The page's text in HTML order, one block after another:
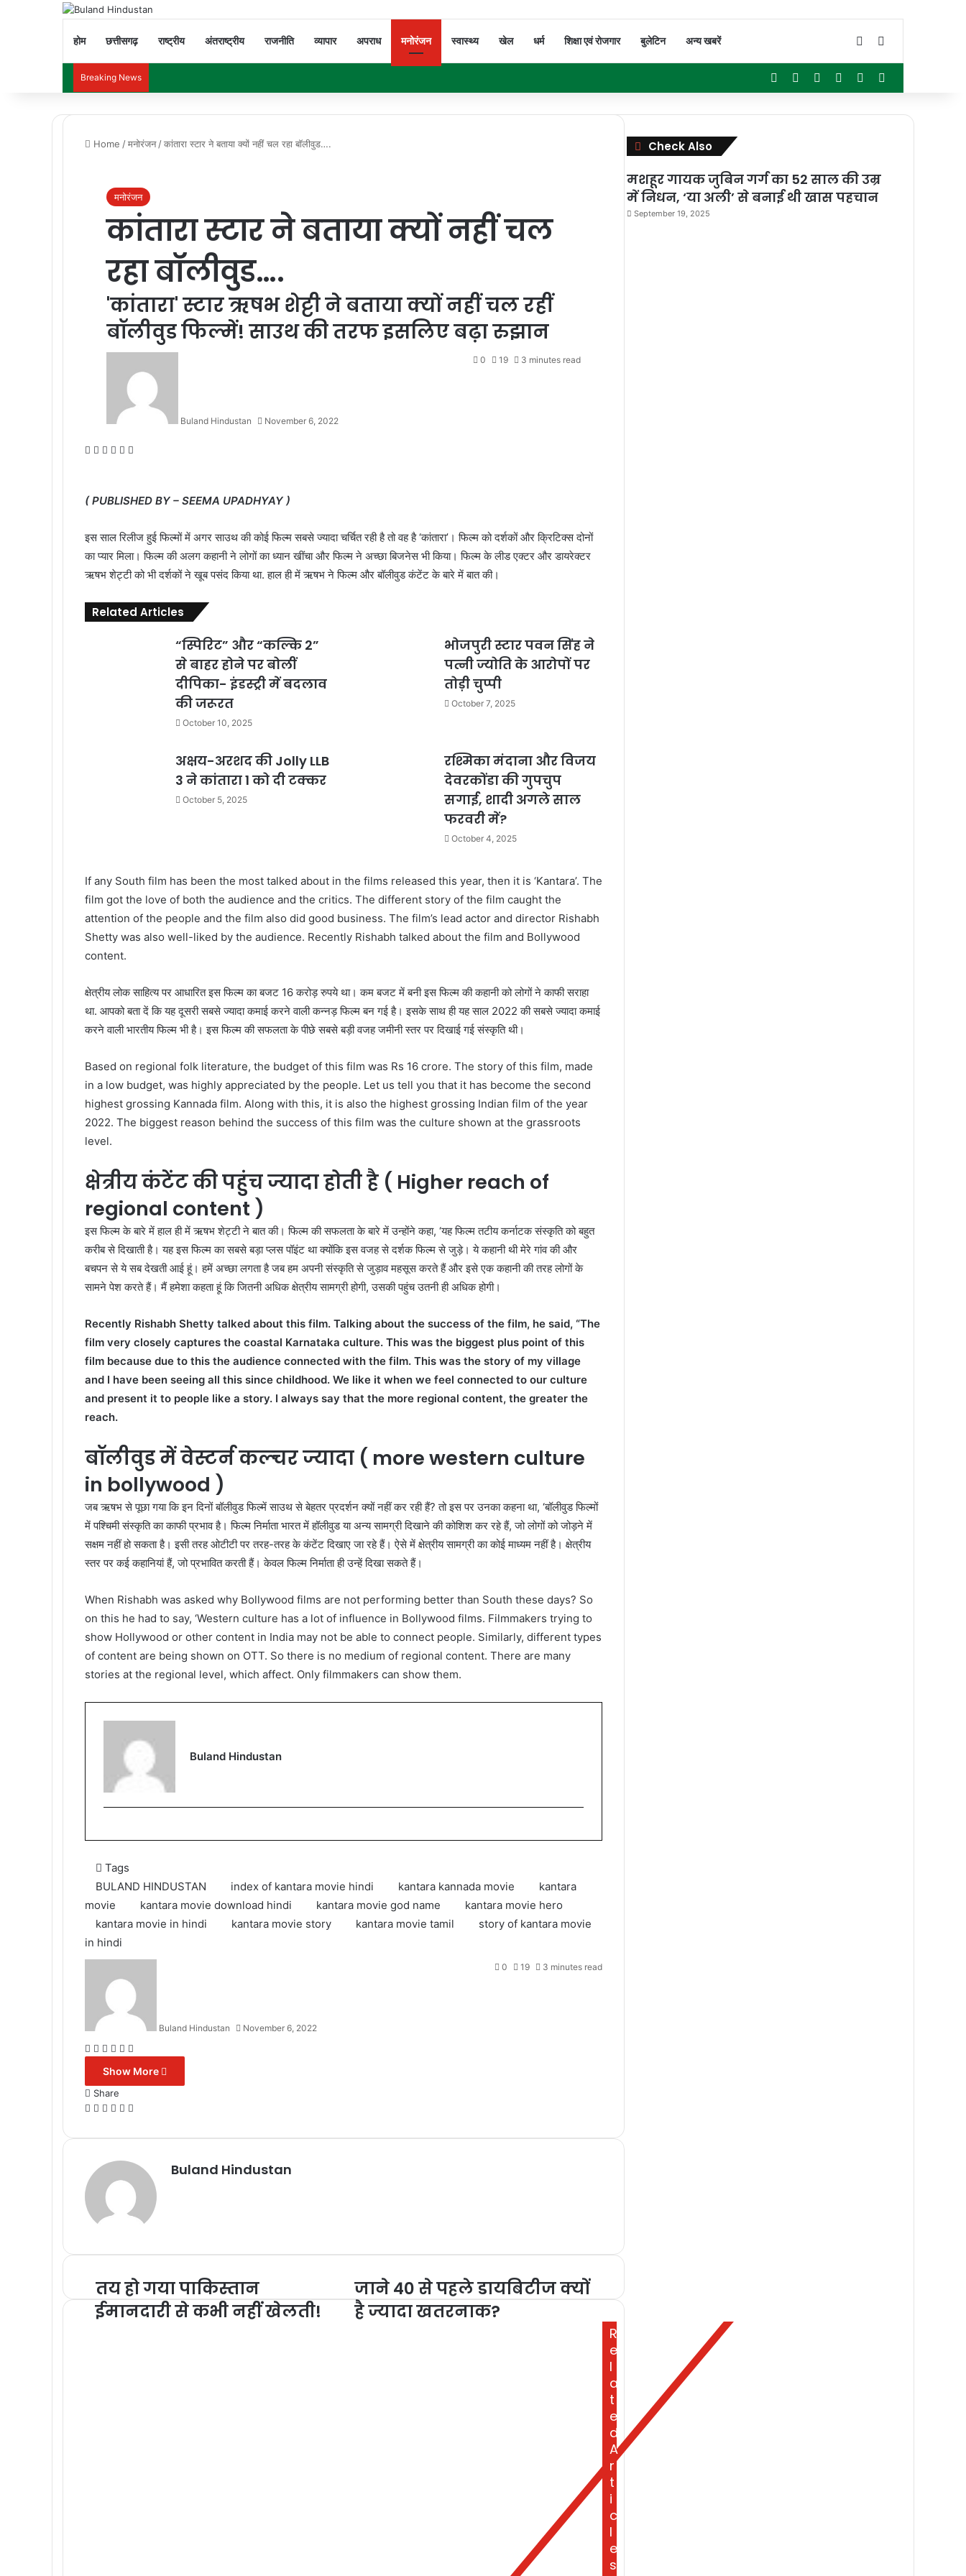
होम छत्तीसगढ़ राष्ट्रीय अंतराष्ट्रीय राजनीति व्यापार अपराध मनोरंजन स्वास्थ्य खेल धर्म शिक्षा एवं रोजगार बुलेटिन अन्य खबरें Switch skin
Breaking News Facebook YouTubeInstagramWhatsApp
Home /मनोरंजन /कांतारा स्टार ने बताया क्यों नहीं चल रहा बॉलीवुड….
मनोरंजन
कांतारा स्टार ने बताया क्यों नहीं चल
रहा बॉलीवुड….
'कांतारा' स्टार ऋषभ शेट्टी ने बताया क्यों नहीं चल रहीं
बॉलीवुड फिल्में! साउथ की तरफ इसलिए बढ़ा रुझान
Buland Hindustan November 6, 2022
0 19 3 minutes read
Facebook
X Messenger
Messenger
WhatsApp
( PUBLISHED BY – SEEMA UPADHYAY )
इस साल रिलीज हुई फिल्मों में अगर साउथ की कोई फिल्म सबसे ज्यादा चर्चित रही है तो वह है ‘कांतारा’। फिल्म को दर्शकों और क्रिटिक्स दोनों
का प्यार मिला। फिल्म की अलग कहानी ने लोगों का ध्यान खींचा और फिल्म ने अच्छा बिजनेस भी किया। फिल्म के लीड एक्टर और डायरेक्टर
ऋषभ शेट्टी को भी दर्शकों ने खूब पसंद किया था. हाल ही में ऋषभ ने फिल्म और बॉलीवुड कंटेंट के बारे में बात की।
Related Articles
“स्पिरिट” और “कल्कि 2”
से बाहर होने पर बोलीं
दीपिका- इंडस्ट्री में बदलाव
की जरूरत
October 10, 2025
भोजपुरी स्टार पवन सिंह ने
पत्नी ज्योति के आरोपों पर
तोड़ी चुप्पी
October 7, 2025
अक्षय-अरशद की Jolly LLB
3 ने कांतारा 1 को दी टक्कर
October 5, 2025
रश्मिका मंदाना और विजय
देवरकोंडा की गुपचुप
सगाई, शादी अगले साल
फरवरी में?
October 4, 2025
If any South film has been the most talked about in the films released this year, then it is ‘Kantara’. The
film got the love of both the audience and the critics. The different story of the film caught the
attention of the people and the film also did good business. The film’s lead actor and director Rishabh
Shetty was also well-liked by the audience. Recently Rishabh talked about the film and Bollywood
content.
क्षेत्रीय लोक साहित्य पर आधारित इस फिल्म का बजट 16 करोड़ रुपये था। कम बजट में बनी इस फिल्म की कहानी को लोगों ने काफी सराहा
था. आपको बता दें कि यह दूसरी सबसे ज्यादा कमाई करने वाली कन्नड़ फिल्म बन गई है। इसके साथ ही यह साल 2022 की सबसे ज्यादा कमाई
करने वाली भारतीय फिल्म भी है। इस फिल्म की सफलता के पीछे सबसे बड़ी वजह जमीनी स्तर पर दिखाई गई संस्कृति थी।
Based on regional folk literature, the budget of this film was Rs 16 crore. The story of this film, made
in a low budget, was highly appreciated by the people. Let us tell you that it has become the second
highest grossing Kannada film. Along with this, it is also the highest grossing Indian film of the year
2022. The biggest reason behind the success of this film was the culture shown at the grassroots
level.
क्षेत्रीय कंटेंट की पहुंच ज्यादा होती है ( Higher reach of
regional content )
इस फिल्म के बारे में हाल ही में ऋषभ शेट्टी ने बात की। फिल्म की सफलता के बारे में उन्होंने कहा, ‘यह फिल्म तटीय कर्नाटक संस्कृति को बहुत
करीब से दिखाती है। यह इस फिल्म का सबसे बड़ा प्लस पॉइंट था क्योंकि इस वजह से दर्शक फिल्म से जुड़े। ये कहानी थी मेरे गांव की और
बचपन से ये सब देखती आई हूं। हमें अच्छा लगता है जब हम अपनी संस्कृति से जुड़ाव महसूस करते हैं और इसे एक कहानी की तरह लोगों के
सामने पेश करते हैं। मैं हमेशा कहता हूं कि जितनी अधिक क्षेत्रीय सामग्री होगी, उसकी पहुंच उतनी ही अधिक होगी।
Recently Rishabh Shetty talked about this film. Talking about the success of the film, he said, “The
film very closely captures the coastal Karnataka culture. This was the biggest plus point of this
film because due to this the audience connected with the film. This was the story of my village
and I have been seeing all this since childhood. We like it when we feel connected to our culture
and present it to people like a story. I always say that the more regional content, the greater the
reach.
बॉलीवुड में वेस्टर्न कल्चर ज्यादा ( more western culture
in bollywood )
जब ऋषभ से पूछा गया कि इन दिनों बॉलीवुड फिल्में साउथ से बेहतर प्रदर्शन क्यों नहीं कर रही हैं? तो इस पर उनका कहना था, ‘बॉलीवुड फिल्मों
में पश्चिमी संस्कृति का काफी प्रभाव है। फिल्म निर्माता भारत में हॉलीवुड या अन्य सामग्री दिखाने की कोशिश कर रहे हैं, जो लोगों को जोड़ने में
सक्षम नहीं हो सकता है। इसी तरह ओटीटी पर तरह-तरह के कंटेंट दिखाए जा रहे हैं। ऐसे में क्षेत्रीय सामग्री का कोई माध्यम नहीं है। क्षेत्रीय
स्तर पर कई कहानियां हैं, जो प्रभावित करती हैं। केवल फिल्म निर्माता ही उन्हें दिखा सकते हैं।
When Rishabh was asked why Bollywood films are not performing better than South these days? So
on this he had to say, ‘Western culture has a lot of influence in Bollywood films. Filmmakers trying to
show Hollywood or other content in India may not be able to connect people. Similarly, different types
of content are being shown on OTT. So there is no medium of regional content. There are many
stories at the regional level, which affect. Only filmmakers can show them.
Buland Hindustan
Tags
BULAND HINDUSTAN
index of kantara movie hindi kantara kannada movie
kantara
movie
kantara movie download hindi kantara movie god name
kantara movie hero
kantara movie in hindi
kantara movie story kantara movie tamil
story of kantara movie
in hindi
Buland Hindustan November 6, 2022
0 19 3 minutes read
Facebook
X Messenger
Messenger
WhatsApp
Show More
Share
Facebook
X Messenger
Messenger
WhatsApp
Buland Hindustan
तय हो गया पाकिस्तान
ईमानदारी से कभी नहीं खेलती!
जाने 40 से पहले डायबिटीज क्यों
है ज्यादा खतरनाक?
R
e
l
a
t
e
d
A
r
t
i
c
l
e
s
Check Also
Close
मशहूर गायक जुबिन गर्ग का 52 साल की उम्र
में निधन, ‘या अली’ से बनाई थी खास पहचान
September 19, 2025